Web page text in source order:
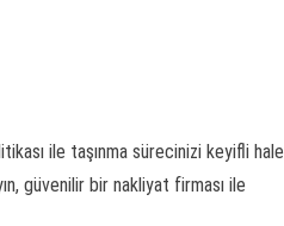
ile taşınma sürecinizi keyifli hale
güvenilir bir nakliyat firması ile